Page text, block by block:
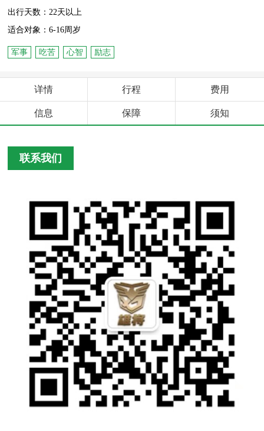
出行天数：22天以上
适合对象：6-16周岁
军事 吃苦 心智 励志
详情 行程 费用
信息 保障 须知
联系我们